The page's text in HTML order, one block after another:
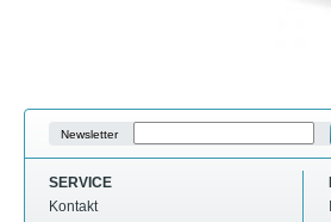
Newsletter
SERVICE
Kontakt